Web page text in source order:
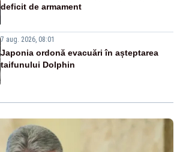
deficit de armament
7 aug. 2026, 08:01
Japonia ordonă evacuări în așteptarea
taifunului Dolphin